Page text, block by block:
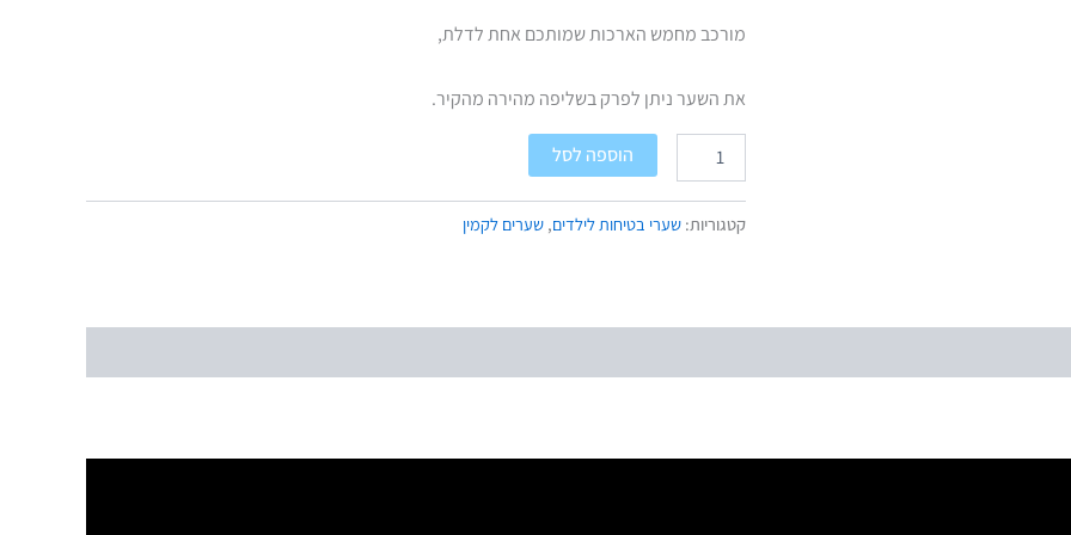
מורכב מחמש הארכות שמותכם אחת לדלת,
את השער ניתן לפרק בשליפה מהירה מהקיר.
הוספה לסל
קטגוריות: שערי בטיחות לילדים, שערים לקמין